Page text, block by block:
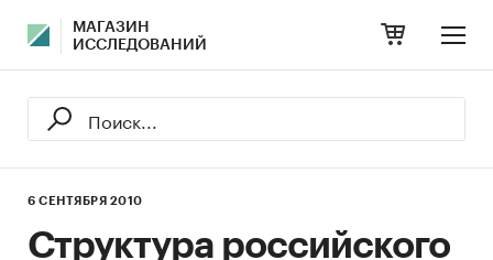
МАГАЗИН
ИССЛЕДОВАНИЙ
6 СЕНТЯБРЯ 2010
Структура российского